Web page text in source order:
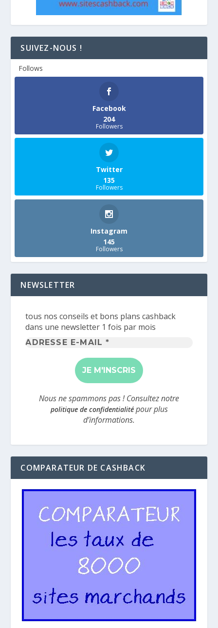
SUIVEZ-NOUS !
Follows
Facebook
204
Followers
Twitter
135
Followers
Instagram
145
Followers
NEWSLETTER
tous nos conseils et bons plans cashback
dans une newsletter 1 fois par mois
Adresse
mail
*
Nous ne spammons pas ! Consultez notre
politique de confidentialitépour plus
d’informations.
COMPARATEUR DE CASHBACK